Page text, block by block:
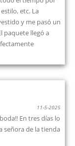
etc. La
y me pasó un
paquete llegó a
11-5-2025
En tres días lo
señora de la tienda